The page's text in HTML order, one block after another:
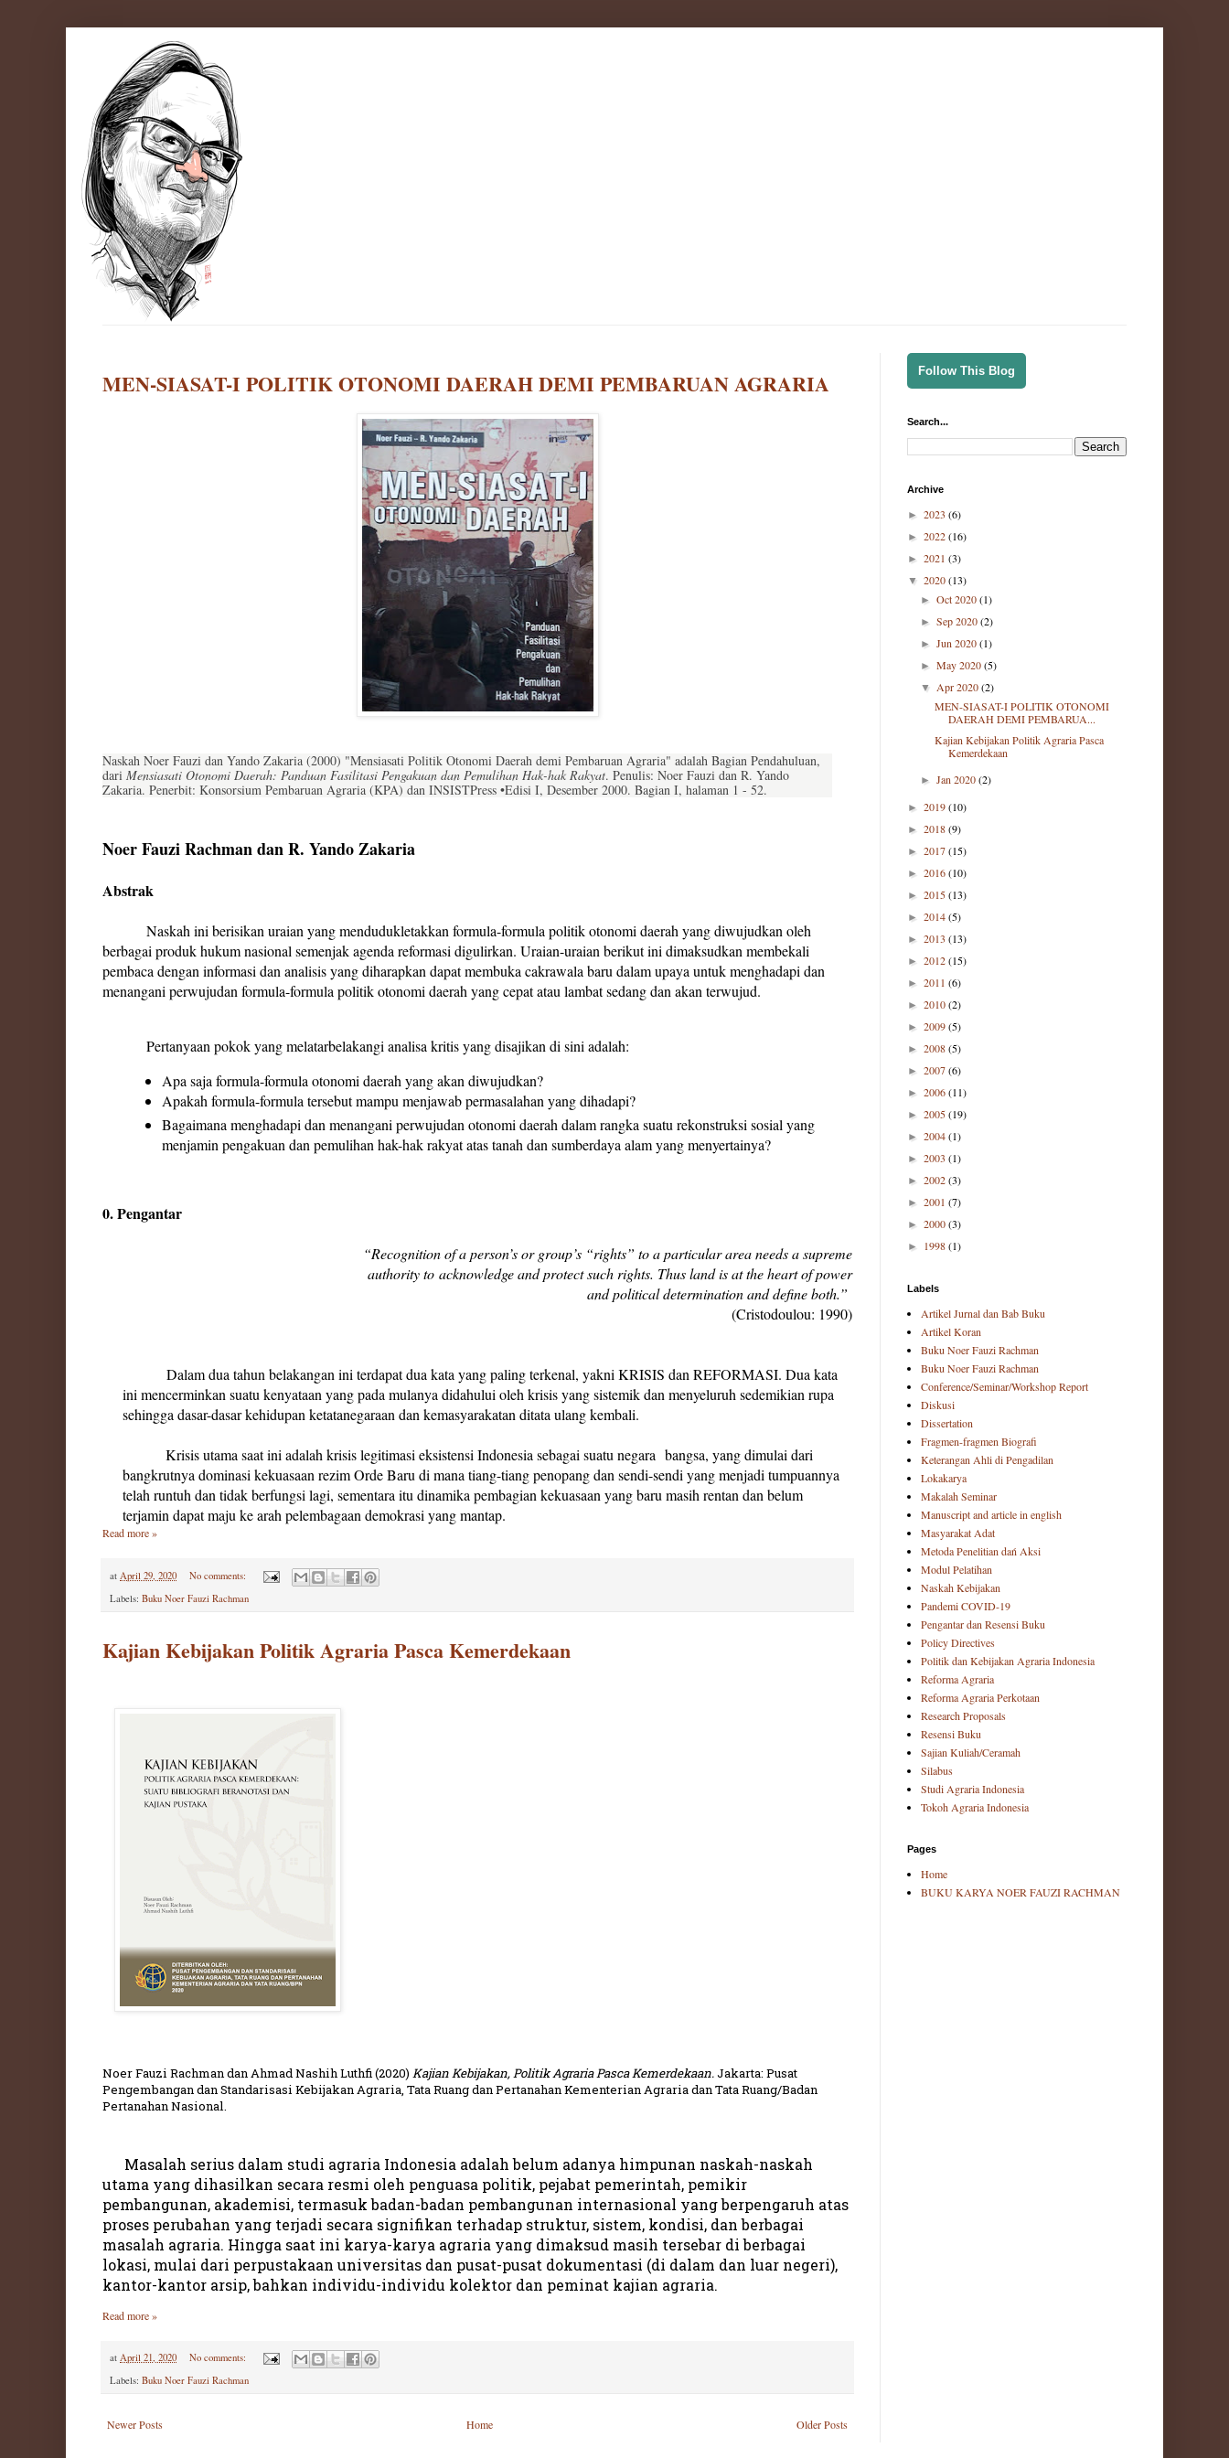
MEN-SIASAT-I POLITIK OTONOMI DAERAH DEMI PEMBARUAN AGRARIA
Naskah Noer Fauzi dan Yando Zakaria (2000) "Mensiasati Politik Otonomi Daerah demi Pembaruan Agraria" adalah Bagian Pendahuluan,
dari Mensiasati Otonomi Daerah: Panduan Fasilitasi Pengakuan dan Pemulihan Hak-hak Rakyat. Penulis: Noer Fauzi dan R. Yando
Zakaria. Penerbit: Konsorsium Pembaruan Agraria (KPA) dan INSISTPress •Edisi I, Desember 2000. Bagian I, halaman 1 - 52.
Noer Fauzi Rachman dan R. Yando Zakaria
Abstrak
Naskah ini berisikan uraian yang mendudukletakkan formula-formula politik otonomi daerah yang diwujudkan oleh
berbagai produk hukum nasional semenjak agenda reformasi digulirkan. Uraian-uraian berikut ini dimaksudkan membekali
pembaca dengan informasi dan analisis yang diharapkan dapat membuka cakrawala baru dalam upaya untuk menghadapi dan
menangani perwujudan formula-formula politik otonomi daerah yang cepat atau lambat sedang dan akan terwujud.
Pertanyaan pokok yang melatarbelakangi analisa kritis yang disajikan di sini adalah:
Apa saja formula-formula otonomi daerah yang akan diwujudkan?
Apakah formula-formula tersebut mampu menjawab permasalahan yang dihadapi?
Bagaimana menghadapi dan menangani perwujudan otonomi daerah dalam rangka suatu rekonstruksi sosial yang
menjamin pengakuan dan pemulihan hak-hak rakyat atas tanah dan sumberdaya alam yang menyertainya?
0. Pengantar
“Recognition of a person’s or group’s “rights” to a particular area needs a supreme
authority to acknowledge and protect such rights. Thus land is at the heart of power
and political determination and define both.”
(Cristodoulou: 1990)
Dalam dua tahun belakangan ini terdapat dua kata yang paling terkenal, yakni KRISIS dan REFORMASI. Dua kata
ini mencerminkan suatu kenyataan yang pada mulanya didahului oleh krisis yang sistemik dan menyeluruh sedemikian rupa
sehingga dasar-dasar kehidupan ketatanegaraan dan kemasyarakatan ditata ulang kembali.
Krisis utama saat ini adalah krisis legitimasi eksistensi Indonesia sebagai suatu negara bangsa, yang dimulai dari
bangkrutnya dominasi kekuasaan rezim Orde Baru di mana tiang-tiang penopang dan sendi-sendi yang menjadi tumpuannya
telah runtuh dan tidak berfungsi lagi, sementara itu dinamika pembagian kekuasaan yang baru masih rentan dan belum
terjamin dapat maju ke arah pelembagaan demokrasi yang mantap.
Read more »
at April 29, 2020
No comments:
Labels: Buku Noer Fauzi Rachman
Kajian Kebijakan Politik Agraria Pasca Kemerdekaan
Noer Fauzi Rachman dan Ahmad Nashih Luthfi (2020) Kajian Kebijakan, Politik Agraria Pasca Kemerdekaan.Jakarta: Pusat
Pengembangan dan Standarisasi Kebijakan Agraria, Tata Ruang dan Pertanahan Kementerian Agraria dan Tata Ruang/Badan
Pertanahan Nasional.
Masalah serius dalam studi agraria Indonesia adalah belum adanya himpunan naskah-naskah
utama yang dihasilkan secara resmi oleh penguasa politik, pejabat pemerintah, pemikir
pembangunan, akademisi, termasuk badan-badan pembangunan internasional yang berpengaruh atas
proses perubahan yang terjadi secara signifikan terhadap struktur, sistem, kondisi, dan berbagai
masalah agraria. Hingga saat ini karya-karya agraria yang dimaksud masih tersebar di berbagai
lokasi, mulai dari perpustakaan universitas dan pusat-pusat dokumentasi (di dalam dan luar negeri),
kantor-kantor arsip, bahkan individu-individu kolektor dan peminat kajian agraria.
Read more »
at April 21, 2020
No comments:
Labels: Buku Noer Fauzi Rachman
Newer Posts Older Posts
Home
Follow This Blog
Search...
Archive
► 2023 (6)
► 2022(16)
► 2021 (3)
▼ 2020(13)
►Oct 2020(1)
►Sep 2020(2)
►Jun 2020(1)
►May 2020(5)
▼Apr 2020(2)
MEN-SIASAT-I POLITIK OTONOMI
DAERAH DEMI PEMBARUA...
Kajian Kebijakan Politik Agraria Pasca
Kemerdekaan
►Jan 2020(2)
► 2019(10)
► 2018(9)
► 2017(15)
► 2016(10)
► 2015(13)
► 2014(5)
► 2013 (13)
► 2012(15)
► 2011 (6)
► 2010(2)
► 2009(5)
► 2008(5)
► 2007(6)
► 2006(11)
► 2005(19)
► 2004(1)
► 2003 (1)
► 2002(3)
► 2001 (7)
► 2000(3)
► 1998(1)
Labels
Artikel Jurnal dan Bab Buku
Artikel Koran
Buku Noer Fauzi Rachman
Buku Noer Fauzi Rachman
Conference/Seminar/Workshop Report
Diskusi
Dissertation
Fragmen-fragmen Biografi
Keterangan Ahli di Pengadilan
Lokakarya
Makalah Seminar
Manuscript and article in english
Masyarakat Adat
Metoda Penelitian dań Aksi
Modul Pelatihan
Naskah Kebijakan
Pandemi COVID-19
Pengantar dan Resensi Buku
Policy Directives
Politik dan Kebijakan Agraria Indonesia
Reforma Agraria
Reforma Agraria Perkotaan
Research Proposals
Resensi Buku
Sajian Kuliah/Ceramah
Silabus
Studi Agraria Indonesia
Tokoh Agraria Indonesia
Pages
Home
BUKU KARYA NOER FAUZI RACHMAN